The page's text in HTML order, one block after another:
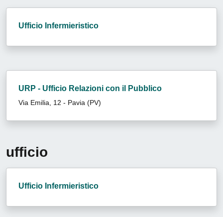
Ufficio Infermieristico
URP - Ufficio Relazioni con il Pubblico
Via Emilia, 12 - Pavia (PV)
ufficio
Ufficio Infermieristico